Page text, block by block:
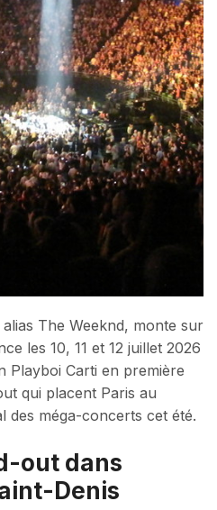
The Weeknd, monte sur
les 10, 11 et 12 juillet 2026
Playboi Carti en première
qui placent Paris au
des méga-concerts cet été.
out dans
Denis